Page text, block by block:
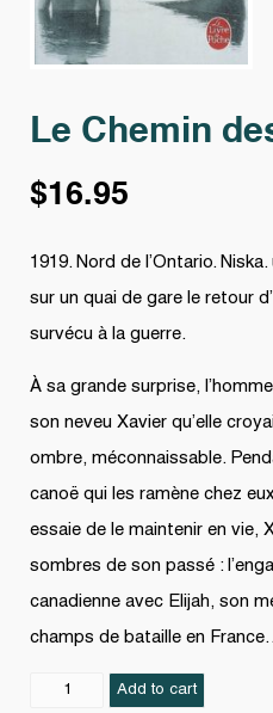
Le Chemin
$16.95
1919. Nord de l’Ontario.
sur un quai de gare le retour
survécu à la guerre.
À sa grande surprise,
son neveu Xavier qu’elle
ombre, méconnaissable.
canoë qui les ramène chez
essaie de le maintenir en vie,
sombres de son passé :
canadienne avec Elijah, son
champs de bataille en
Add to cart